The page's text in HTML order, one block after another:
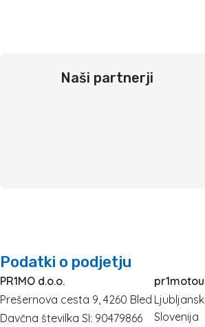
Naši partnerji
Podatki o podjetju
PR1MO d.o.o.
Prešernova cesta 9, 4260 Bled
Davčna številka SI: 90479866
Slovenija